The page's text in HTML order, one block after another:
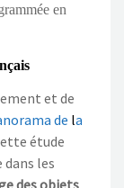
en
et de
de la
étude
les
des objets